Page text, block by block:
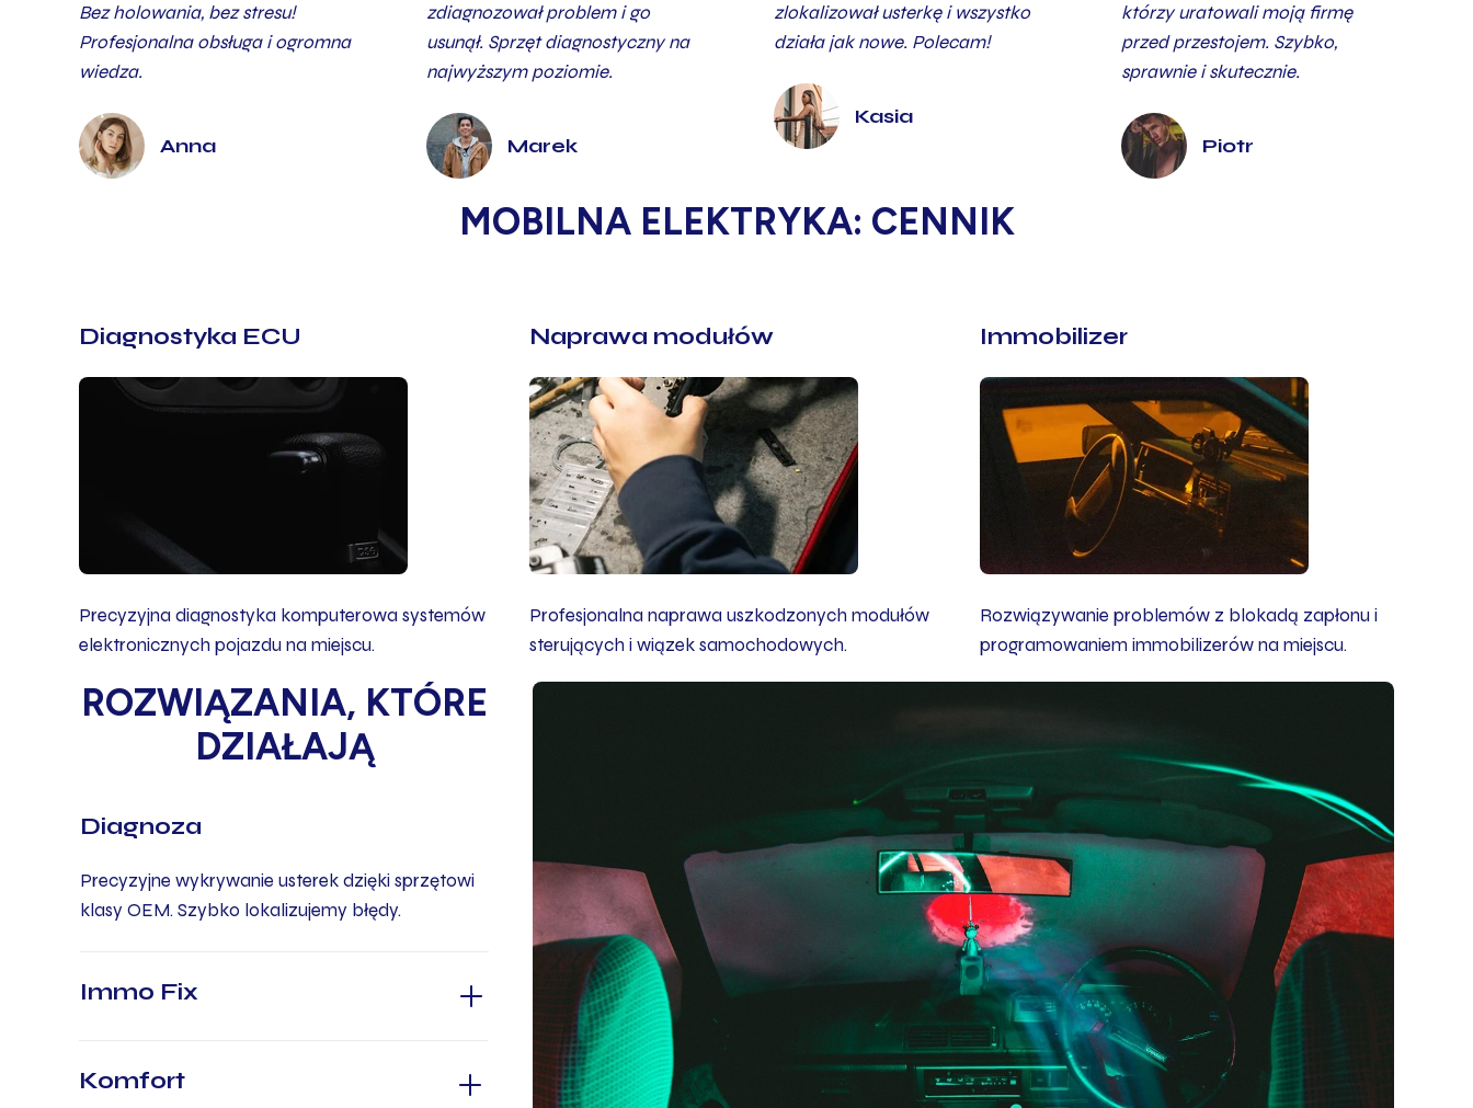
Bez holowania, bez stresu!
Profesjonalna obsługa i ogromna
wiedza.
Anna
zdiagnozował problem i go
usunął. Sprzęt diagnostyczny na
najwyższym poziomie.
Marek
zlokalizował usterkę i wszystko
działa jak nowe. Polecam!
Kasia
którzy uratowali moją firmę
przed przestojem. Szybko,
sprawnie i skutecznie.
Piotr
MOBILNA ELEKTRYKA: CENNIK
Diagnostyka ECU
Precyzyjna diagnostyka komputerowa systemów
elektronicznych pojazdu na miejscu.
Naprawa modułów
Profesjonalna naprawa uszkodzonych modułów
sterujących i wiązek samochodowych.
Immobilizer
Rozwiązywanie problemów z blokadą zapłonu i
programowaniem immobilizerów na miejscu.
ROZWIĄZANIA, KTÓRE
DZIAŁAJĄ
Diagnoza
Precyzyjne wykrywanie usterek dzięki sprzętowi
klasy OEM. Szybko lokalizujemy błędy.
Immo Fix
Komfort